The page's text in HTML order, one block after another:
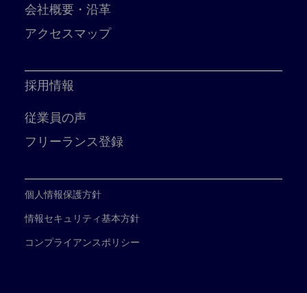
会社概要・沿革
アクセスマップ
採用情報
従業員の声
フリーランス登録
個人情報保護方針
情報セキュリティ基本方針
コンプライアンスポリシー